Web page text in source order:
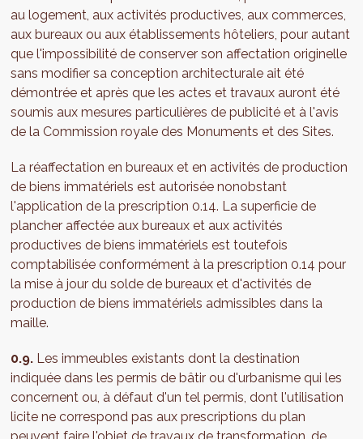
au logement, aux activités productives, aux commerces,
aux bureaux ou aux établissements hôteliers, pour autant
que l'impossibilité de conserver son affectation originelle
sans modifier sa conception architecturale ait été
démontrée et après que les actes et travaux auront été
soumis aux mesures particulières de publicité et à l'avis
de la Commission royale des Monuments et des Sites.
La réaffectation en bureaux et en activités de production
de biens immatériels est autorisée nonobstant
l'application de la prescription 0.14. La superficie de
plancher affectée aux bureaux et aux activités
productives de biens immatériels est toutefois
comptabilisée conformément à la prescription 0.14 pour
la mise à jour du solde de bureaux et d'activités de
production de biens immatériels admissibles dans la
maille.
0.9. Les immeubles existants dont la destination
indiquée dans les permis de bâtir ou d'urbanisme qui les
concernent ou, à défaut d'un tel permis, dont l'utilisation
licite ne correspond pas aux prescriptions du plan